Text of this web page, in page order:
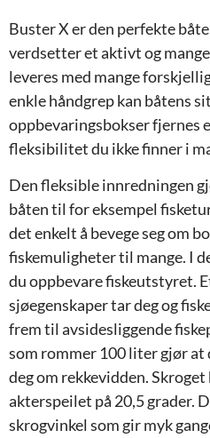
Buster X er den perfekte
verdsetter et aktivt og
leveres med mange
enkle håndgrep kan båtens
oppbevaringsbokser fjernes
fleksibilitet du ikke finner i
Den fleksible innredningen
båten til for eksempel
det enkelt å bevege seg om
fiskemuligheter til mange. I
du oppbevare fiskeutstyret.
sjøegenskaper tar deg og
frem til avsidesliggende
som rommer 100 liter gjør at
deg om rekkevidden.
akterspeilet på 20,5 grader.
skrogvinkel som gir myk